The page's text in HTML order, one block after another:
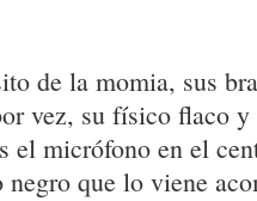
de la momia, sus
vez, su físico flaco
el micrófono en el
que lo viene